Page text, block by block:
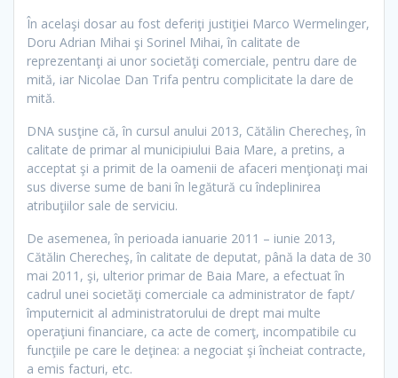
În acelaşi dosar au fost deferiţi justiţiei Marco Wermelinger,
Doru Adrian Mihai şi Sorinel Mihai, în calitate de
reprezentanţi ai unor societăţi comerciale, pentru dare de
mită, iar Nicolae Dan Trifa pentru complicitate la dare de
mită.
DNA susţine că, în cursul anului 2013, Cătălin Cherecheş, în
calitate de primar al municipiului Baia Mare, a pretins, a
acceptat şi a primit de la oamenii de afaceri menţionaţi mai
sus diverse sume de bani în legătură cu îndeplinirea
atribuţiilor sale de serviciu.
De asemenea, în perioada ianuarie 2011 – iunie 2013,
Cătălin Cherecheş, în calitate de deputat, până la data de 30
mai 2011, şi, ulterior primar de Baia Mare, a efectuat în
cadrul unei societăţi comerciale ca administrator de fapt/
împuternicit al administratorului de drept mai multe
operaţiuni financiare, ca acte de comerţ, incompatibile cu
funcţiile pe care le deţinea: a negociat şi încheiat contracte,
a emis facturi, etc.